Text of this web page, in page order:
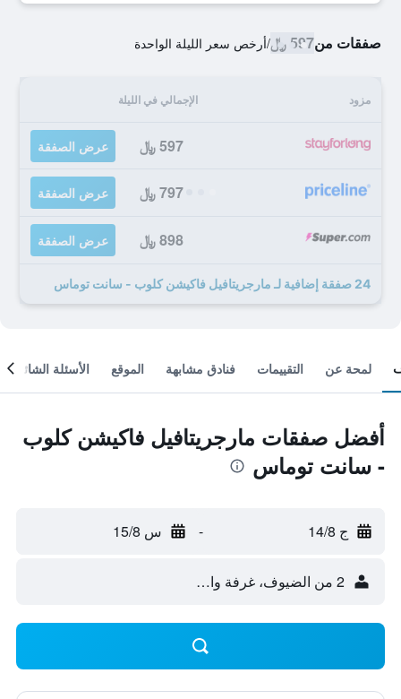
صفقات من597 ﷼ /أرخص سعر الليلة الواحدة
مزود الإجمالي في الليلة
597 ﷼ عرض الصفقة
797 ﷼ عرض الصفقة
898 ﷼ عرض الصفقة
24 صفقة إضافية لـ مارجريتافيل فاكيشن كلوب - سانت توماس
لمحة عن التقييمات فنادق مشابهة الموقع الأسئلة الشائعة
أفضل صفقات مارجريتافيل فاكيشن كلوب
- سانت توماس
ج 14/8 - س 15/8
2 من الضيوف، غرفة واحدة